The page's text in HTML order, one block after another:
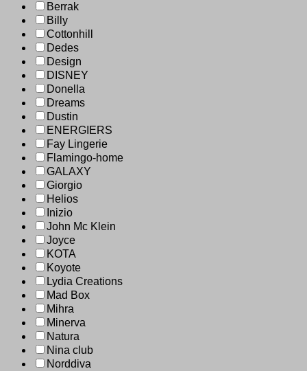
Berrak
Billy
Cottonhill
Dedes
Design
DISNEY
Donella
Dreams
Dustin
ENERGIERS
Fay Lingerie
Flamingo-home
GALAXY
Giorgio
Helios
Inizio
John Mc Klein
Joyce
KOTA
Koyote
Lydia Creations
Mad Box
Mihra
Minerva
Natura
Nina club
Norddiva